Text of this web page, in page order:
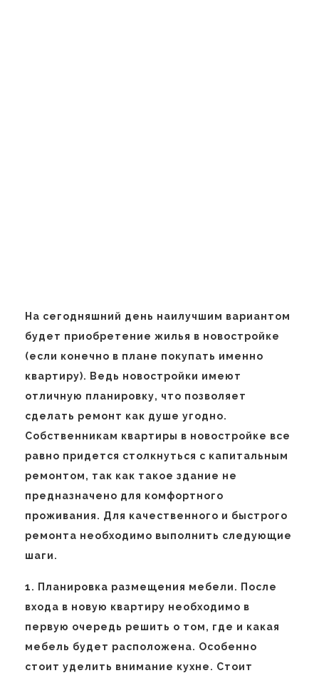
На сегодняшний день наилучшим вариантом
будет приобретение жилья в новостройке
(если конечно в плане покупать именно
квартиру). Ведь новостройки имеют
отличную планировку, что позволяет
сделать ремонт как душе угодно.
Собственникам квартиры в новостройке все
равно придется столкнуться с капитальным
ремонтом, так как такое здание не
предназначено для комфортного
проживания. Для качественного и быстрого
ремонта необходимо выполнить следующие
шаги.
1. Планировка размещения мебели. После
входа в новую квартиру необходимо в
первую очередь решить о том, где и какая
мебель будет расположена. Особенно
стоит уделить внимание кухне. Стоит